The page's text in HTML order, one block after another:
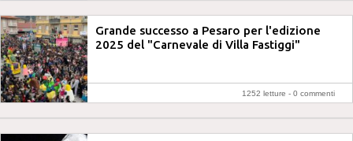
Grande successo a Pesaro per l'edizione
2025 del "Carnevale di Villa Fastiggi"
1252 letture - 0 commenti